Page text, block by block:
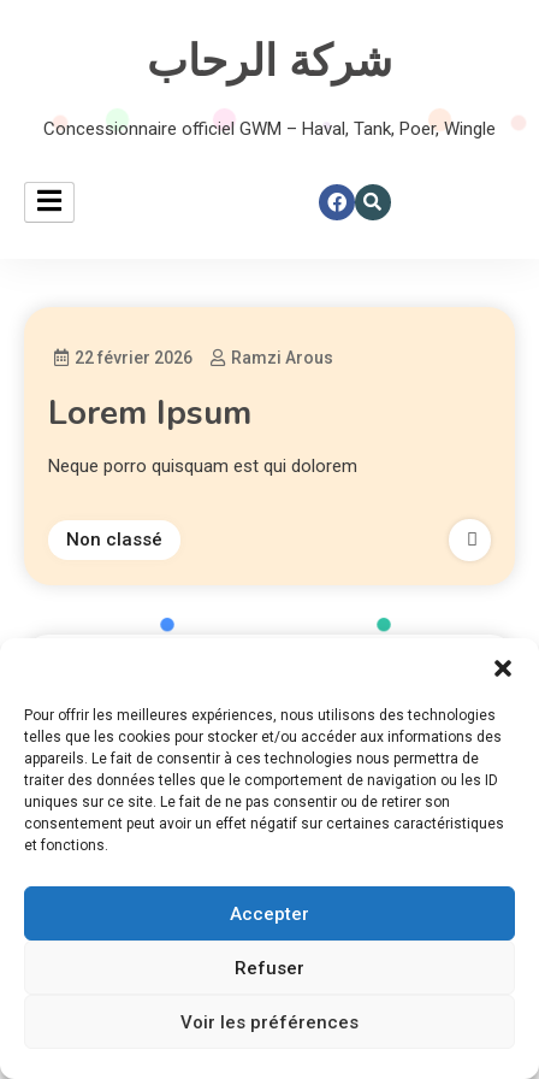
Pour offrir les meilleures expériences, nous utilisons des technologies
telles que les cookies pour stocker et/ou accéder aux informations des
appareils. Le fait de consentir à ces technologies nous permettra de
traiter des données telles que le comportement de navigation ou les ID
uniques sur ce site. Le fait de ne pas consentir ou de retirer son
consentement peut avoir un effet négatif sur certaines caractéristiques
et fonctions.
Accepter
Refuser
Voir les préférences
شركة الرحاب
Concessionnaire officiel GWM – Haval, Tank, Poer, Wingle
22 février 2026 Ramzi Arous
Lorem Ipsum
Neque porro quisquam est qui dolorem
Non classé
Copyright © Blogbuster 2026
Theme: Blogbuster byMystery Themes.
اتصل بنا